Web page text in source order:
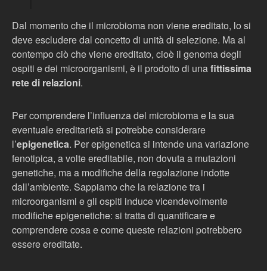
Dal momento che il microbioma non viene ereditato, lo si
deve escludere dal concetto di unità di selezione. Ma al
contempo ciò che viene ereditato, cioè il genoma degli
ospiti e dei microorganismi, è il prodotto di unafittissima
rete di relazioni.
Per comprendere l’influenza del microbioma e la sua
eventuale ereditarietà si potrebbe considerare
l’epigenetica. Per epigenetica si intende una variazione
fenotipica, a volte ereditabile, non dovuta a mutazioni
genetiche, ma a modifiche della regolazione indotte
dall’ambiente. Sappiamo che la relazione tra i
microorganismi e gli ospiti induce vicendevolmente
modifiche epigenetiche: si tratta di quantificare e
comprendere cosa e come queste relazioni potrebbero
essere ereditate.